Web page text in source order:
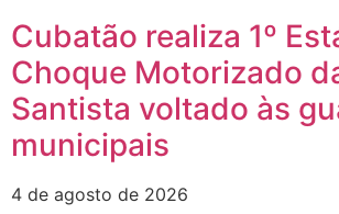
Cubatão realiza 1º
Choque Motorizado
Santista voltado às
municipais
4 de agosto de 2026